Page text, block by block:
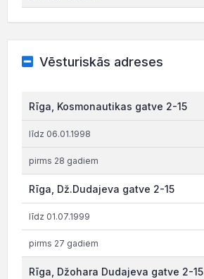
Vēsturiskās adreses
Rīga, Kosmonautikas gatve 2-15
līdz 06.01.1998
pirms 28 gadiem
Rīga, Dž.Dudajeva gatve 2-15
līdz 01.07.1999
pirms 27 gadiem
Rīga, Džohara Dudajeva gatve 2-15